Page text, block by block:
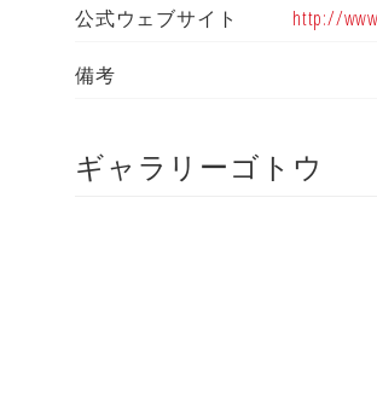
公式ウェブサイト http://
備考
ギャラリーゴトウ